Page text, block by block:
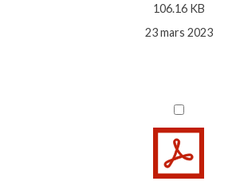
106.16 KB
23 mars 2023